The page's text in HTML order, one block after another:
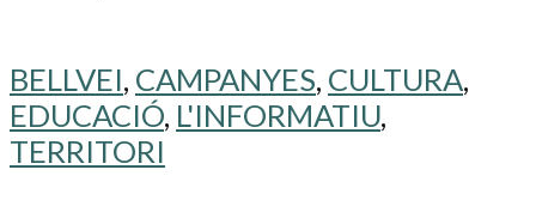
BELLVEI, CAMPANYES, CULTURA,
EDUCACIÓ, L'INFORMATIU,
TERRITORI